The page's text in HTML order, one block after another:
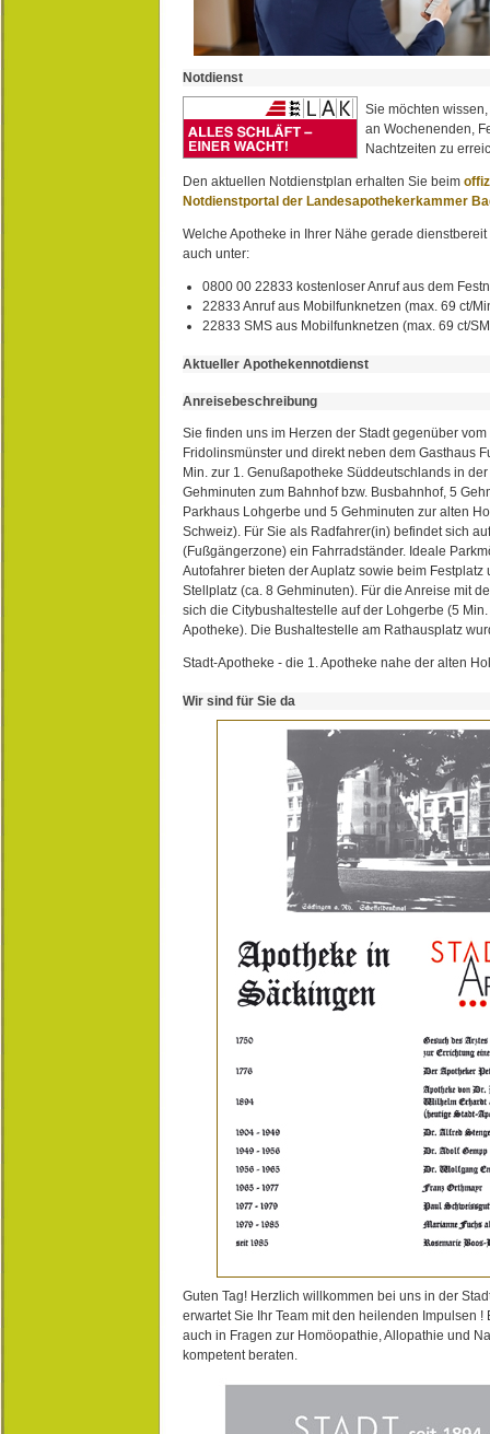
Notdienst
Sie möchten
an Wochenenden,
Nachtzeiten zu
Den aktuellen Notdienstplan erhalten Sie beim
Notdienstportal der Landesapothekerkammer
Welche Apotheke in Ihrer Nähe gerade
auch unter:
0800 00 22833 kostenloser Anruf aus dem
22833 Anruf aus Mobilfunknetzen (max. 69 ct/
22833 SMS aus Mobilfunknetzen (max. 69 ct/
Aktueller Apothekennotdienst
Anreisebeschreibung
Sie finden uns im Herzen der Stadt gegenüber
Fridolinsmünster und direkt neben dem Gasthaus
Min. zur 1. Genußapotheke Süddeutschlands in
Gehminuten zum Bahnhof bzw. Busbahnhof, 5
Parkhaus Lohgerbe und 5 Gehminuten zur alten
Schweiz). Für Sie als Radfahrer(in) befindet sich
(Fußgängerzone) ein Fahrradständer. Ideale
Autofahrer bieten der Auplatz sowie beim Festplatz
Stellplatz (ca. 8 Gehminuten). Für die Anreise mit
sich die Citybushaltestelle auf der Lohgerbe (5
Apotheke). Die Bushaltestelle am Rathausplatz
Stadt-Apotheke - die 1. Apotheke nahe der alten
Wir sind für Sie da
Guten Tag! Herzlich willkommen bei uns in der
erwartet Sie Ihr Team mit den heilenden Impulsen !
auch in Fragen zur Homöopathie, Allopathie und
kompetent beraten.